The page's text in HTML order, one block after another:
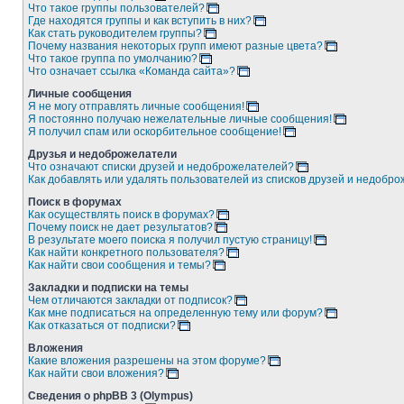
Что такое группы пользователей?
Где находятся группы и как вступить в них?
Как стать руководителем группы?
Почему названия некоторых групп имеют разные цвета?
Что такое группа по умолчанию?
Что означает ссылка «Команда сайта»?
Личные сообщения
Я не могу отправлять личные сообщения!
Я постоянно получаю нежелательные личные сообщения!
Я получил спам или оскорбительное сообщение!
Друзья и недоброжелатели
Что означают списки друзей и недоброжелателей?
Как добавлять или удалять пользователей из списков друзей и
Поиск в форумах
Как осуществлять поиск в форумах?
Почему поиск не дает результатов?
В результате моего поиска я получил пустую страницу!
Как найти конкретного пользователя?
Как найти свои сообщения и темы?
Закладки и подписки на темы
Чем отличаются закладки от подписок?
Как мне подписаться на определенную тему или форум?
Как отказаться от подписки?
Вложения
Какие вложения разрешены на этом форуме?
Как найти свои вложения?
Сведения о phpBB 3 (Olympus)